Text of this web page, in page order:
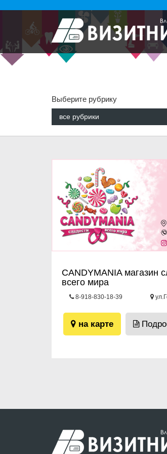
Выберите рубрику
все рубрики
CANDYMANIA магазин
всего мира
8-918-830-18-39
на карте